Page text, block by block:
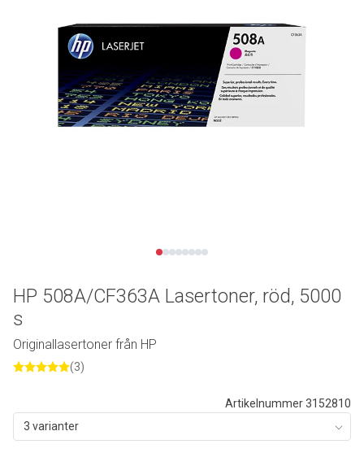
Artikelnummer 3152810
3 varianter
HP 508A/CF363A Lasertoner, röd, 5000
s
Originallasertoner från HP
(3)